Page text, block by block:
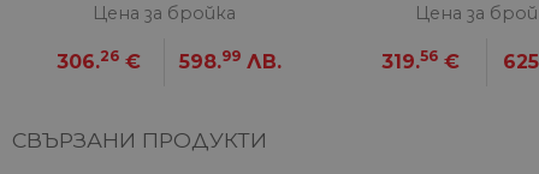
Цена за бройка
306.26 € 598.99 ЛВ.
Цена за
319.56 €
СВЪРЗАНИ ПРОДУКТИ
Строго необходимите
акаунта. Уебсайтът не